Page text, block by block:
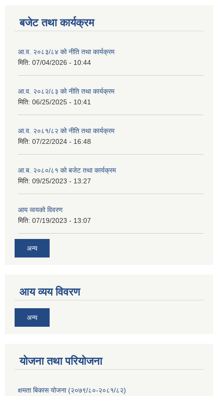
बजेट तथा कार्यक्रम
आ.व. २०८३/८४ को नीति तथा कार्यक्रम
मिति: 07/04/2026 - 10:44
आ.व. २०८२/८३ को नीति तथा कार्यक्रम
मिति: 06/25/2025 - 10:41
आ.व. २०८१/८२ को नीति तथा कार्यक्रम
मिति: 07/22/2024 - 16:48
आ.ब. २०८०/८१ को बजेट तथा कार्यक्रम
मिति: 09/25/2023 - 13:27
आय व्वयको विवरण
मिति: 07/19/2023 - 13:07
अन्य
आय व्यय विवरण
अन्य
याेजना तथा परियाेजना
क्षमता बिकास योजना (२०७९/८०-२०८१/८२)